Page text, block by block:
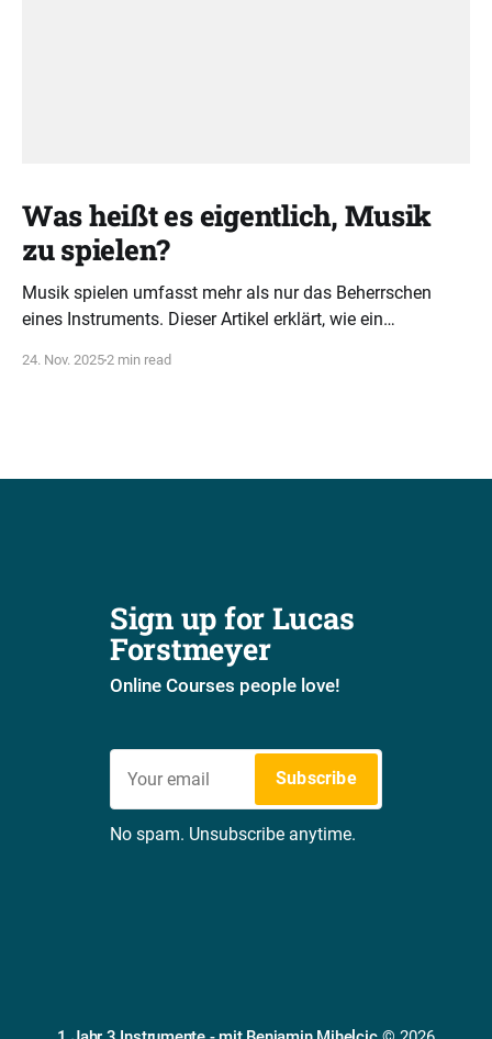
Was heißt es eigentlich, Musik
zu spielen?
Musik spielen umfasst mehr als nur das Beherrschen
eines Instruments. Dieser Artikel erklärt, wie ein
Rhythmus musikalische Intelligenz fördert.
24. Nov. 20252 min read
Sign up for Lucas
Forstmeyer
Online Courses people love!
Subscribe
No spam. Unsubscribe anytime.